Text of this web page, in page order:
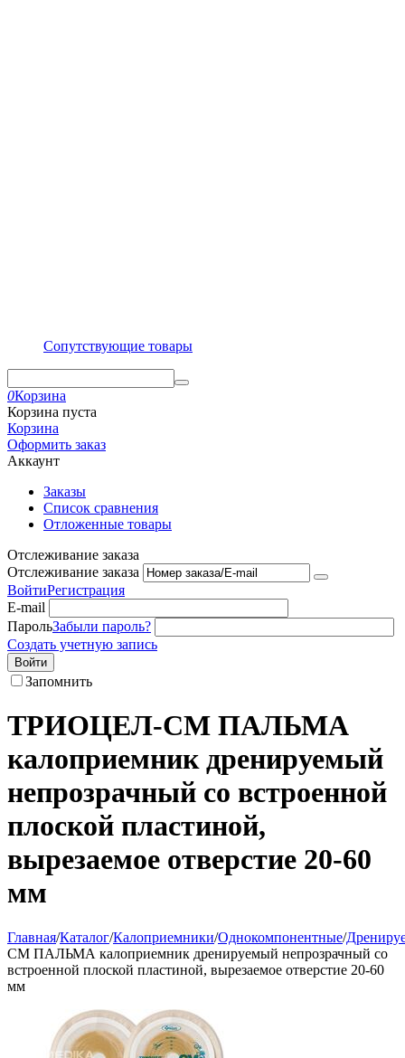
Сопутствующие товары
0Корзина
Корзина пуста
Корзина
Оформить заказ
Аккаунт
Заказы
Список сравнения
Отложенные товары
Отслеживание заказа
Отслеживание заказа
ВойтиРегистрация
E-mail
ПарольЗабыли пароль?
Создать учетную запись
Войти
Запомнить
ТРИОЦЕЛ-СМ ПАЛЬМА
калоприемник дренируемый
непрозрачный со встроенной
плоской пластиной,
вырезаемое отверстие 20-60
мм
Главная/Каталог/Калоприемники/Однокомпонентные/
СМ ПАЛЬМА калоприемник дренируемый непрозрачный со
встроенной плоской пластиной, вырезаемое отверстие 20-60
мм